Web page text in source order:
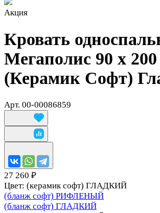
Акция
Кровать
Мегаполис 90 х
(Керамик Софт)
Арт. 00-00086859
27 260 ₽
Цвет: (керамик софт) ГЛАДКИЙ
(бланж софт) РИФЛЕНЫЙ
(бланж софт) ГЛАДКИЙ